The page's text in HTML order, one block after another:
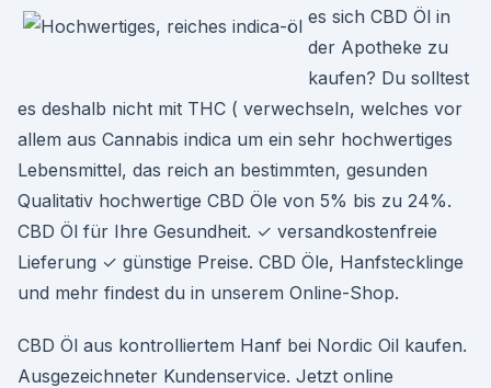
es sich CBD Öl in
der Apotheke zu
kaufen? Du solltest
es deshalb nicht mit THC ( verwechseln, welches vor
allem aus Cannabis indica um ein sehr hochwertiges
Lebensmittel, das reich an bestimmten, gesunden
Qualitativ hochwertige CBD Öle von 5% bis zu 24%.
CBD Öl für Ihre Gesundheit. ✓ versandkostenfreie
Lieferung ✓ günstige Preise. CBD Öle, Hanfstecklinge
und mehr findest du in unserem Online-Shop.
CBD Öl aus kontrolliertem Hanf bei Nordic Oil kaufen.
Ausgezeichneter Kundenservice. Jetzt online